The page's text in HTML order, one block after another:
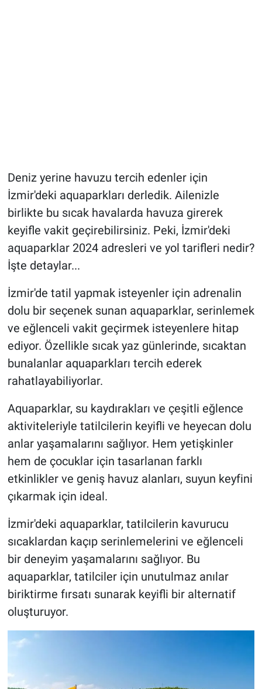
Deniz yerine havuzu tercih edenler için
İzmir'deki aquaparkları derledik. Ailenizle
birlikte bu sıcak havalarda havuza girerek
keyifle vakit geçirebilirsiniz. Peki, İzmir'deki
aquaparklar 2024 adresleri ve yol tarifleri nedir?
İşte detaylar...
İzmir'de tatil yapmak isteyenler için adrenalin
dolu bir seçenek sunan aquaparklar, serinlemek
ve eğlenceli vakit geçirmek isteyenlere hitap
ediyor. Özellikle sıcak yaz günlerinde, sıcaktan
bunalanlar aquaparkları tercih ederek
rahatlayabiliyorlar.
Aquaparklar, su kaydırakları ve çeşitli eğlence
aktiviteleriyle tatilcilerin keyifli ve heyecan dolu
anlar yaşamalarını sağlıyor. Hem yetişkinler
hem de çocuklar için tasarlanan farklı
etkinlikler ve geniş havuz alanları, suyun keyfini
çıkarmak için ideal.
İzmir'deki aquaparklar, tatilcilerin kavurucu
sıcaklardan kaçıp serinlemelerini ve eğlenceli
bir deneyim yaşamalarını sağlıyor. Bu
aquaparklar, tatilciler için unutulmaz anılar
biriktirme fırsatı sunarak keyifli bir alternatif
oluşturuyor.